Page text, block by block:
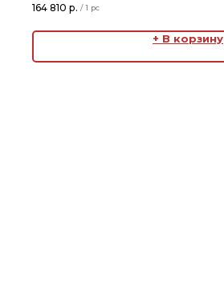
Реверс.
164 810 р. / 1 pc
+ В корзину